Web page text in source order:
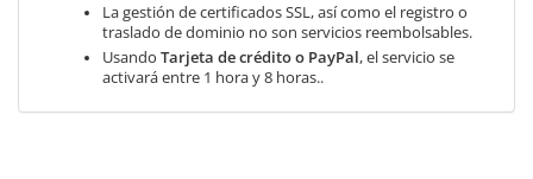
La gestión de certificados SSL, así como el registro o
traslado de dominio no son servicios reembolsables.
Usando Tarjeta de crédito o PayPal, el servicio se
activará entre 1 hora y 8 horas..